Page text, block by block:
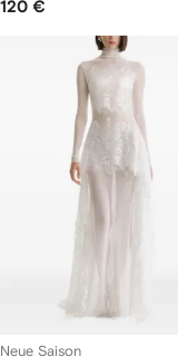
120 €
Neue Saison